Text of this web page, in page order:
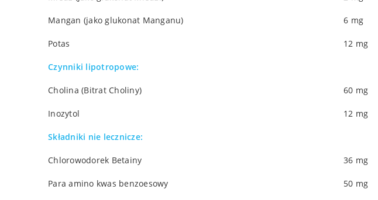
Mangan (jako glukonat Manganu) 6 mg
Potas 12 mg
Czynniki lipotropowe:
Cholina (Bitrat Choliny) 60 mg
Inozytol 12 mg
Składniki nie lecznicze:
Chlorowodorek Betainy 36 mg
Para amino kwas benzoesowy 50 mg